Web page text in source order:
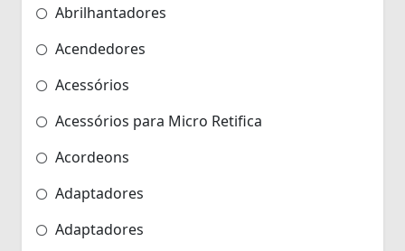
Abrilhantadores
Acendedores
Acessórios
Acessórios para Micro Retifica
Acordeons
Adaptadores
Adaptadores